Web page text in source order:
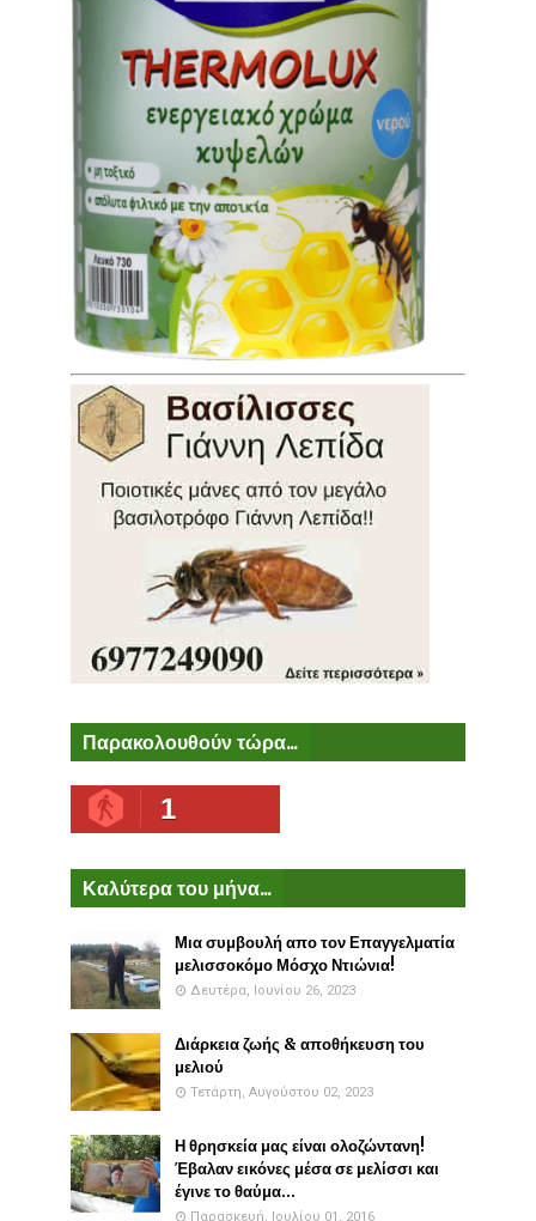
Παρακολουθούν τώρα...
1
Καλύτερα του μήνα...
Μια συμβουλή απο τον Επαγγελματία
μελισσοκόμο Μόσχο Ντιώνια!
Δευτέρα, Ιουνίου 26, 2023
Διάρκεια ζωής & αποθήκευση του
μελιού
Τετάρτη, Αυγούστου 02, 2023
Η θρησκεία μας είναι ολοζώντανη!
Έβαλαν εικόνες μέσα σε μελίσσι και
έγινε το θαύμα...
Παρασκευή, Ιουλίου 01, 2016